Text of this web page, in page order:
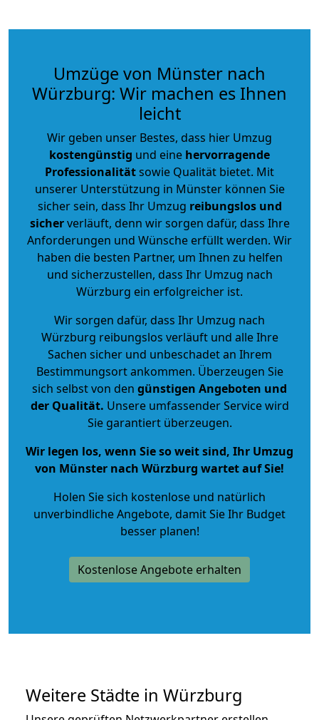
Umzüge von Münster nach
Würzburg: Wir machen es Ihnen
leicht
Wir geben unser Bestes, dass hier Umzug
kostengünstig und eine hervorragende
Professionalitätsowie Qualität bietet. Mit
unserer Unterstützung in Münster können Sie
sicher sein, dass Ihr Umzug reibungslos und
sicherverläuft, denn wir sorgen dafür, dass Ihre
Anforderungen und Wünsche erfüllt werden. Wir
haben die besten Partner, um Ihnen zu helfen
und sicherzustellen, dass Ihr Umzug nach
Würzburg ein erfolgreicher ist.
Wir sorgen dafür, dass Ihr Umzug nach
Würzburg reibungslos verläuft und alle Ihre
Sachen sicher und unbeschadet an Ihrem
Bestimmungsort ankommen. Überzeugen Sie
sich selbst von den günstigen Angeboten und
der Qualität. Unsere umfassender Service wird
Sie garantiert überzeugen.
Wir legen los, wenn Sie so weit sind, Ihr Umzug
von Münster nach Würzburg wartet auf Sie!
Holen Sie sich kostenlose und natürlich
unverbindliche Angebote, damit Sie Ihr Budget
besser planen!
Kostenlose Angebote erhalten
Weitere Städte in Würzburg